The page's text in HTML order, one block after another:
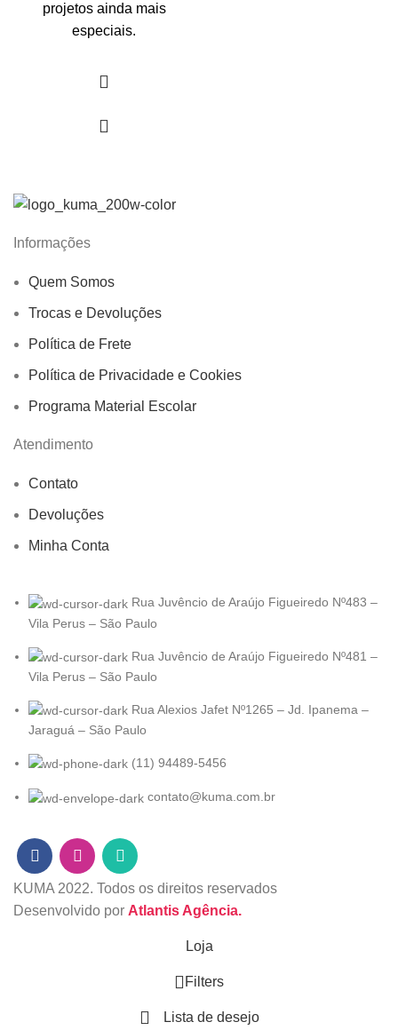
projetos ainda mais
especiais.
Informações
Quem Somos
Trocas e Devoluções
Política de Frete
Política de Privacidade e Cookies
Programa Material Escolar
Atendimento
Contato
Devoluções
Minha Conta
Rua Juvêncio de Araújo Figueiredo Nº483 –
Vila Perus – São Paulo
Rua Juvêncio de Araújo Figueiredo Nº481 –
Vila Perus – São Paulo
Rua Alexios Jafet Nº1265 – Jd. Ipanema –
Jaraguá – São Paulo
(11) 94489-5456
contato@kuma.com.br
KUMA 2022. Todos os direitos reservados
Desenvolvido por Atlantis Agência.
Loja
Filters
Lista de desejo